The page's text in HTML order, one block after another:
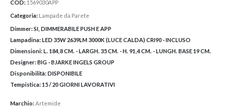
COD: 1569030APP
Categoria: Lampade da Parete
Dimmer:SI, DIMMERABILE PUSH E APP
Lampadina:LED 35W 2639LM 3000K (LUCE CALDA) CRI90 - INCLUSO
Dimensioni:L. 184,8 CM. - LARGH. 35 CM. - H. 91,4 CM. - LUNGH. BASE 19 CM.
Designer:BIG - BJARKE INGELS GROUP
Disponibilità:DISPONIBILE
Tempistica:15 / 20 GIORNI LAVORATIVI
Marchio:Artemide